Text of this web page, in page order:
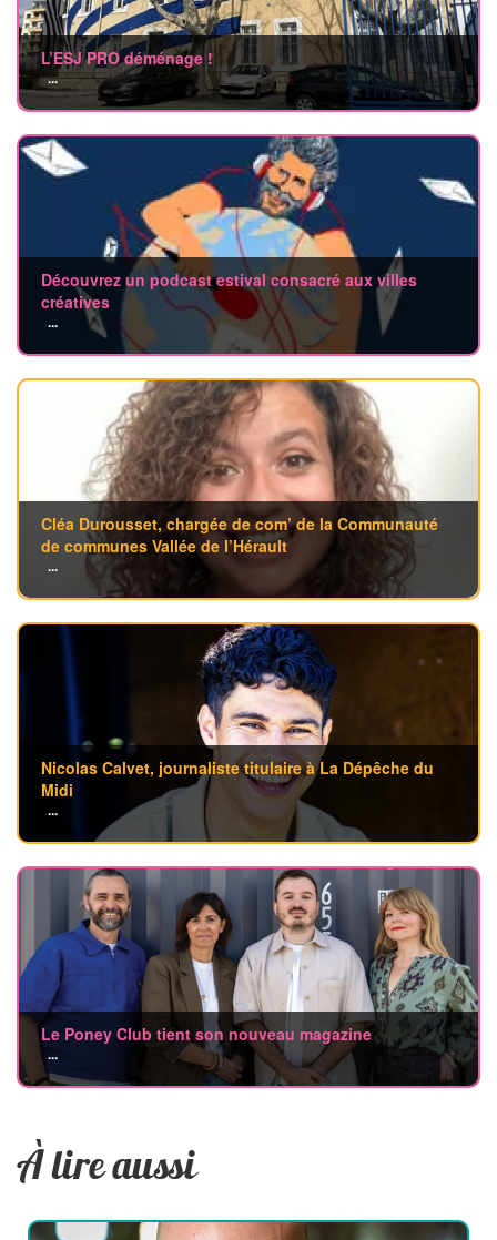
L’ESJ PRO déménage !
...
Découvrez un podcast estival consacré aux villes
créatives
...
Cléa Durousset, chargée de com’ de la Communauté
de communes Vallée de l’Hérault
...
Nicolas Calvet, journaliste titulaire à La Dépêche du
Midi
...
Le Poney Club tient son nouveau magazine
...
À lire aussi